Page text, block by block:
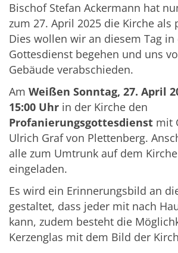
Bischof Stefan Ackermann hat
zum 27. April 2025 die Kirche als
Dies wollen wir an diesem Tag in
Gottesdienst begehen und uns
Gebäude verabschieden.
Am Weißen Sonntag, 27. April
15:00 Uhr in der Kirche den
Profanierungsgottesdienst mit
Ulrich Graf von Plettenberg.
alle zum Umtrunk auf dem
eingeladen.
Es wird ein Erinnerungsbild an
gestaltet, dass jeder mit nach
kann, zudem besteht die
Kerzenglas mit dem Bild der